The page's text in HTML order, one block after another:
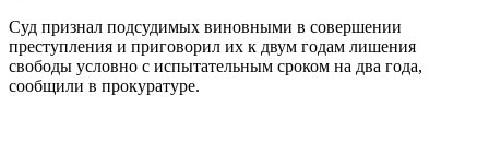
Суд признал подсудимых виновными в совершении
преступления и приговорил их к двум годам лишения
свободы условно с испытательным сроком на два года,
сообщили в прокуратуре.